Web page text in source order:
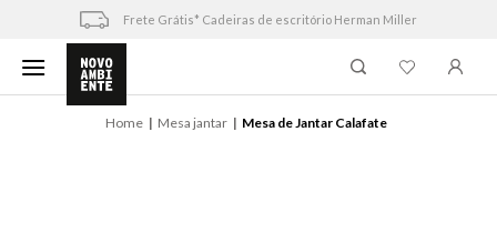
content
Frete Grátis* Cadeiras de escritório Herman Miller
Home Mesa jantar Mesa de Jantar Calafate